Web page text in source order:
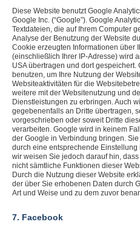
Diese Website benutzt Google
Google Inc. (“Google”). Google
Textdateien, die auf Ihrem Computer
Analyse der Benutzung der Website
Cookie erzeugten Informationen über
(einschließlich Ihrer IP-Adresse) wird
USA übertragen und dort
benutzen, um Ihre Nutzung der
Websiteaktivitäten für die
weitere mit der Websitenutzung und
Dienstleistungen zu erbringen. Auch
gegebenenfalls an Dritte übertragen,
vorgeschrieben oder soweit Dritte
verarbeiten. Google wird in keinem
der Google in Verbindung bringen.
durch eine entsprechende
wir weisen Sie jedoch darauf hin,
nicht sämtliche Funktionen dieser
Durch die Nutzung dieser Website
der über Sie erhobenen Daten durch
Art und Weise und zu dem zuvor
7. Facebook